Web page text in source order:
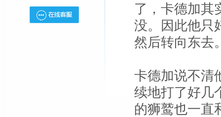
了，卡德加其
没。因此他只
然后转向东去
卡德加说不清
续地打了好几
的狮鹫也一直